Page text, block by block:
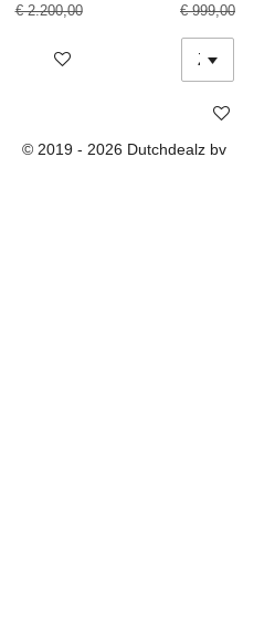
€ 2.200,00
Bekijk details
€ 999,00
Bekijk details
© 2019 - 2026 Dutchdealz bv